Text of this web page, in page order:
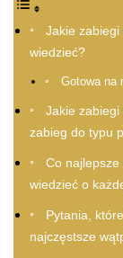
Jakie
wiedzieć?
Gotowa na
Jakie
zabieg do typu
Co
wiedzieć o
Pytania,
najczęstsze